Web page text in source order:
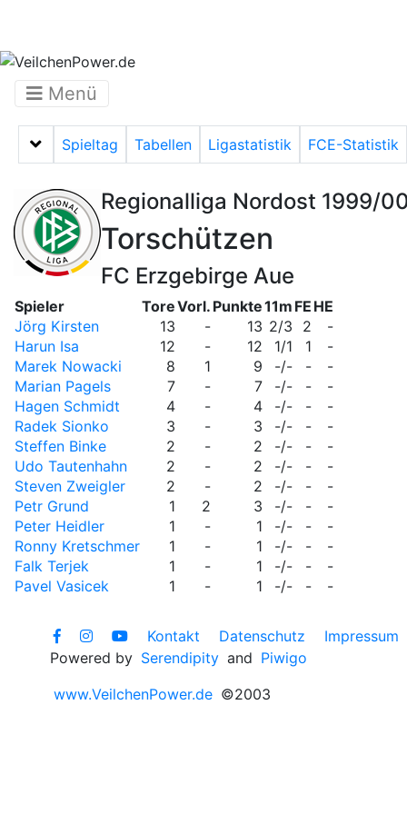
Menü
Menü auf-/zuklappen
Spieltag Tabellen Ligastatistik FCE-Statistik
Regionalliga Nordost 1999/
Torschützen
FC Erzgebirge Aue
Spieler ToreVorl. Punkte11m FE HE
Jörg Kirsten
13 - 13 2/3 2
-
Harun Isa
12 - 12 1/1 1
-
Marek Nowacki
8 1 9 -/- -
-
Marian Pagels
7 - 7 -/- -
-
Hagen Schmidt
4 - 4 -/- -
-
Radek Sionko
3 - 3 -/- -
-
Steffen Binke
2 - 2 -/- -
-
Udo Tautenhahn
2 - 2 -/- -
-
Steven Zweigler
2 - 2 -/- -
-
Petr Grund
1 2 3 -/- -
-
Peter Heidler
1 - 1 -/- -
-
Ronny Kretschmer
1 - 1 -/- -
-
Falk Terjek
1 - 1 -/- -
-
Pavel Vasicek
1 - 1 -/- - -
Kontakt Datenschutz
Impressum
Powered by Serendipity and Piwigo
www.VeilchenPower.de ©2003